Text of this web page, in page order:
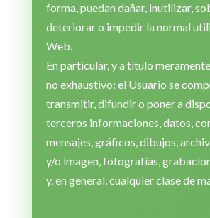
forma, puedan dañar, inutilizar,
deteriorar o impedir la normal
Web.
En particular, y a título
no exhaustivo: el Usuario se
transmitir, difundir o poner a
terceros informaciones, datos,
mensajes, gráficos, dibujos,
y/o imagen, fotografías,
y, en general, cualquier clase de